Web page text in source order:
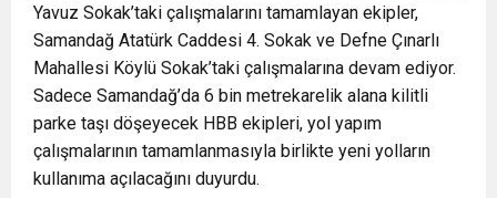
Yavuz Sokak’taki çalışmalarını tamamlayan ekipler,
Samandağ Atatürk Caddesi 4. Sokak ve Defne Çınarlı
Mahallesi Köylü Sokak’taki çalışmalarına devam ediyor.
Sadece Samandağ’da 6 bin metrekarelik alana kilitli
parke taşı döşeyecek HBB ekipleri, yol yapım
çalışmalarının tamamlanmasıyla birlikte yeni yolların
kullanıma açılacağını duyurdu.